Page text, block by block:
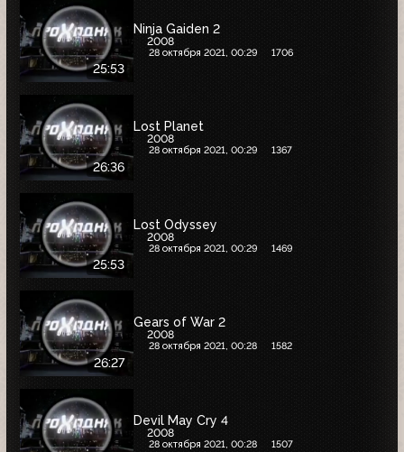
25:53
Ninja Gaiden 2
2008
28 октября 2021, 00:29 1706
26:36
Lost Planet
2008
28 октября 2021, 00:29 1367
25:53
Lost Odyssey
2008
28 октября 2021, 00:29 1469
26:27
Gears of War 2
2008
28 октября 2021, 00:28 1582
Devil May Cry 4
2008
28 октября 2021, 00:28 1507